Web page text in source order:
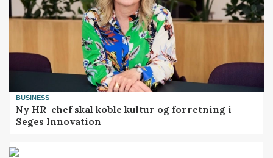
BUSINESS
Ny HR-chef skal koble kultur og forretning i
Seges Innovation